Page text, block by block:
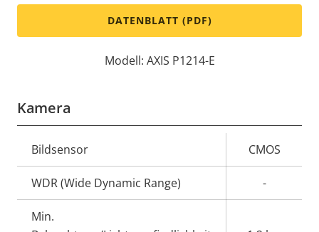
DATENBLATT (PDF)
Modell: AXIS P1214-E
Kamera
Eigentumsbeschreibung Eigentumswert
Bildsensor CMOS
WDR (Wide Dynamic Range) -
Min.